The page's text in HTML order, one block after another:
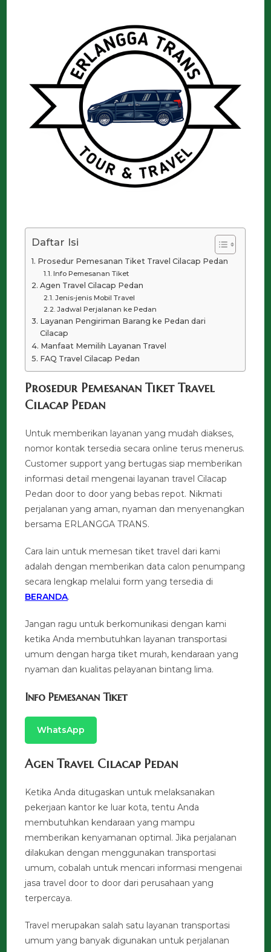
Daftar Isi
Prosedur Pemesanan Tiket Travel Cilacap Pedan
Info Pemesanan Tiket
Agen Travel Cilacap Pedan
Jenis-jenis Mobil Travel
Jadwal Perjalanan ke Pedan
Layanan Pengiriman Barang ke Pedan dari
Cilacap
Manfaat Memilih Layanan Travel
FAQ Travel Cilacap Pedan
Prosedur Pemesanan Tiket Travel
Cilacap Pedan
Untuk memberikan layanan yang mudah diakses,
nomor kontak tersedia secara online terus menerus.
Customer support yang bertugas siap memberikan
informasi detail mengenai layanan travel Cilacap
Pedan door to door yang bebas repot. Nikmati
perjalanan yang aman, nyaman dan menyenangkan
bersama ERLANGGA TRANS.
Cara lain untuk memesan tiket travel dari kami
adalah dengan memberikan data calon penumpang
secara lengkap melalui form yang tersedia di
BERANDA.
Jangan ragu untuk berkomunikasi dengan kami
ketika Anda membutuhkan layanan transportasi
umum dengan harga tiket murah, kendaraan yang
nyaman dan kualitas pelayanan bintang lima.
Info Pemesanan Tiket
WhatsApp
Agen Travel Cilacap Pedan
Ketika Anda ditugaskan untuk melaksanakan
pekerjaan kantor ke luar kota, tentu Anda
membutuhkan kendaraan yang mampu
memberikan kenyamanan optimal. Jika perjalanan
dilakukan dengan menggunakan transportasi
umum, cobalah untuk mencari informasi mengenai
jasa travel door to door dari perusahaan yang
terpercaya.
Travel merupakan salah satu layanan transportasi
umum yang banyak digunakan untuk perjalanan